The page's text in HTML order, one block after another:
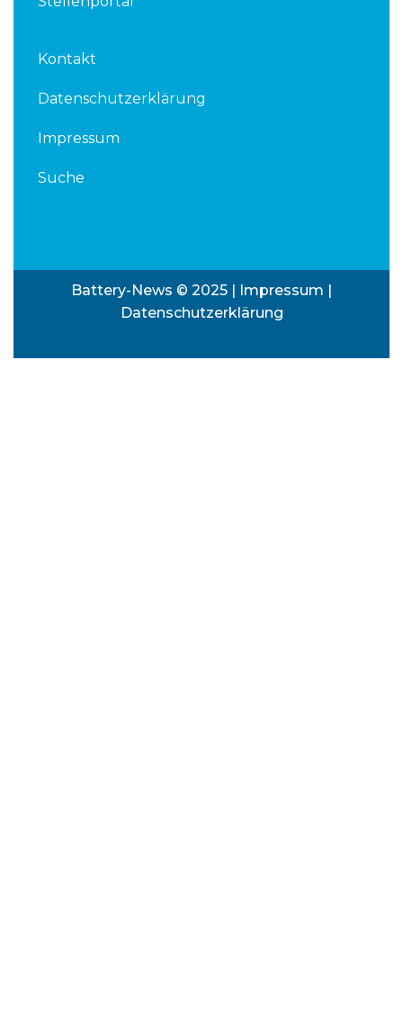
Kontakt
Datenschutzerklärung
Impressum
Suche
Battery-News © 2025 | Impressum
Datenschutzerklärung